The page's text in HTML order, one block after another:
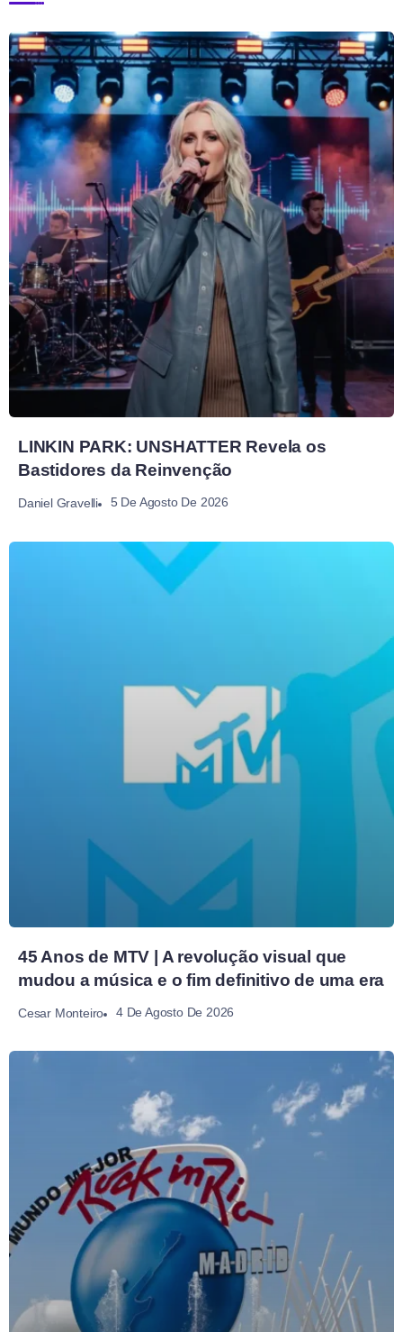
LINKIN PARK: UNSHATTER Revela os
Bastidores da Reinvenção
Daniel Gravelli 5 De Agosto De 2026
45 Anos de MTV | A revolução visual que
mudou a música e o fim definitivo de uma era
Cesar Monteiro 4 De Agosto De 2026